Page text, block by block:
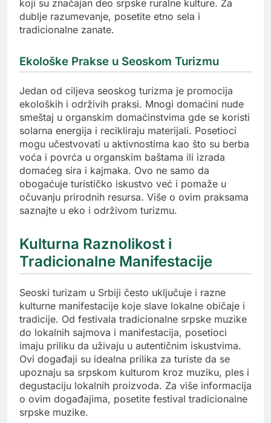
koji su značajan deo srpske ruralne kulture. Za
dublje razumevanje, posetite etno sela i
tradicionalne zanate.
Ekološke Prakse u Seoskom Turizmu
Jedan od ciljeva seoskog turizma je promocija
ekoloških i održivih praksi. Mnogi domaćini nude
smeštaj u organskim domaćinstvima gde se koristi
solarna energija i recikliraju materijali. Posetioci
mogu učestvovati u aktivnostima kao što su berba
voća i povrća u organskim baštama ili izrada
domaćeg sira i kajmaka. Ovo ne samo da
obogaćuje turističko iskustvo već i pomaže u
očuvanju prirodnih resursa. Više o ovim praksama
saznajte u eko i održivom turizmu.
Kulturna Raznolikost i
Tradicionalne Manifestacije
Seoski turizam u Srbiji često uključuje i razne
kulturne manifestacije koje slave lokalne običaje i
tradicije. Od festivala tradicionalne srpske muzike
do lokalnih sajmova i manifestacija, posetioci
imaju priliku da uživaju u autentičnim iskustvima.
Ovi događaji su idealna prilika za turiste da se
upoznaju sa srpskom kulturom kroz muziku, ples i
degustaciju lokalnih proizvoda. Za više informacija
o ovim događajima, posetite festival tradicionalne
srpske muzike.